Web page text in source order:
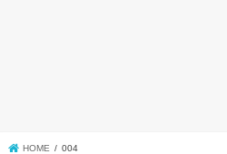
HOME 004